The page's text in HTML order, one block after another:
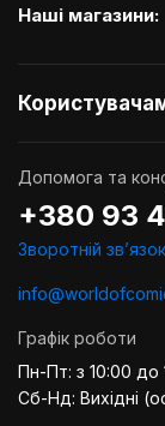
Наші магазини:
Допомога та
+380 93
Зворотній звʼязок
Графік роботи
Пн-Пт: з 10:00 до
Сб-Нд: Вихідні